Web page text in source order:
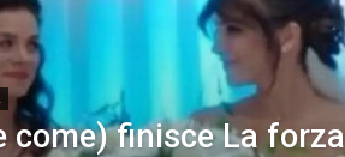
come) finisce La forza